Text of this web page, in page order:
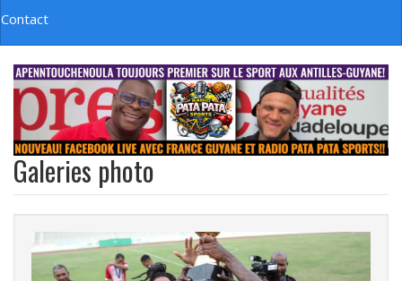
Contact
banniere_img
Galeries photo